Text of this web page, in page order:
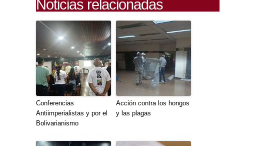
Noticias relacionadas
Conferencias
Antiimperialistas y por el
Bolivarianismo
Acción contra los hongos
y las plagas